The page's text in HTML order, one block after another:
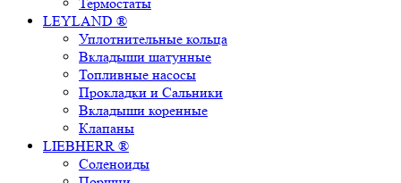
LEYLAND ®
Уплотнительные кольца
Вкладыши шатунные
Топливные насосы
Прокладки и Сальники
Вкладыши коренные
Клапаны
LIEBHERR ®
Соленоиды